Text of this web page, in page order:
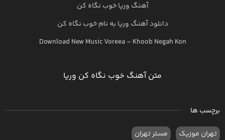
آهنگ وریا خوب نگاه کن
دانلود آهنگ وریا به نامخوب نگاه کن
Download New MusicVoreea– Khoob Negah Kon
متن آهنگ خوب نگاه کن وریا
برچسب ها
تهران موزیک مستر تهران